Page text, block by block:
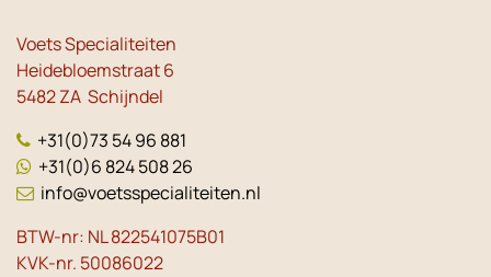
Voets Specialiteiten
Heidebloemstraat 6
5482 ZA Schijndel
+31(0)73 54 96 881
+31(0)6 824 508 26
info@voetsspecialiteiten.nl
BTW-nr: NL 822541075B01
KVK-nr. 50086022